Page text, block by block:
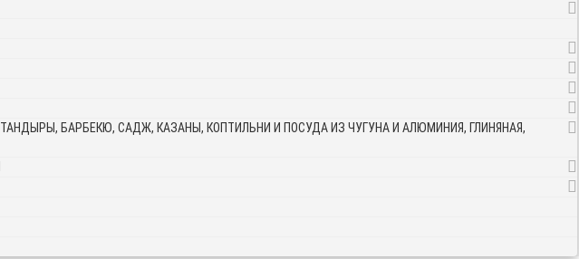
ТАНДЫРЫ, БАРБЕКЮ, САДЖ, КАЗАНЫ, КОПТИЛЬНИ И ПОСУДА ИЗ ЧУГУНА И АЛЮМИНИЯ, ГЛИНЯНАЯ,